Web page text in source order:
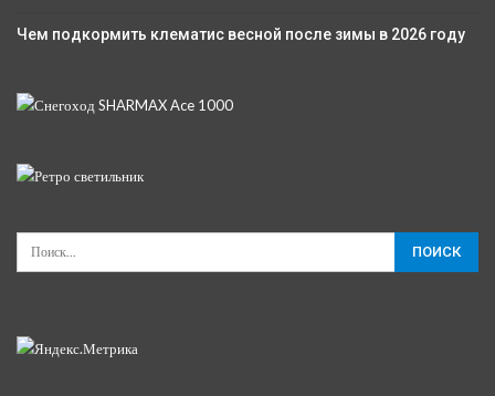
Чем подкормить клематис весной после зимы в 2026 году